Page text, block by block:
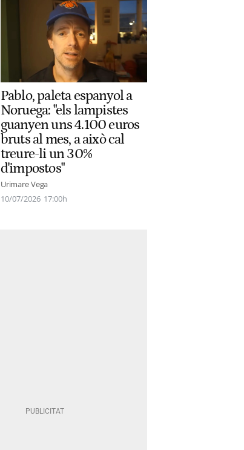
Pablo, paleta espanyol a
Noruega: "els lampistes
guanyen uns 4.100 euros
bruts al mes, a això cal
treure-li un 30%
d'impostos"
Urimare Vega
10/07/2026 17:00h